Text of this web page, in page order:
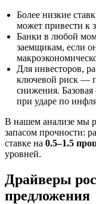
Более низкие
может привести к
Банки в любой
заемщикам, если
Для инвесторов,
ключевой риск —
снижения.
при ударе по
В нашем анализе мы
запасом прочности:
ставке на 0.5–1.5
уровней.
Драйверы
предложения